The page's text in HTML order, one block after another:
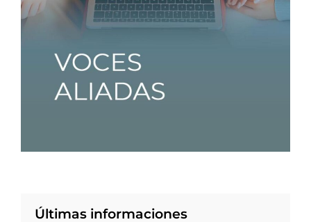
Últimas informaciones